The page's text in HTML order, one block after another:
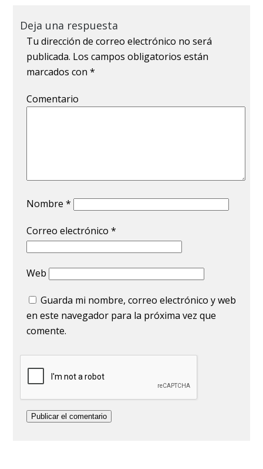
Deja una respuesta
Tu dirección de correo electrónico no será
publicada. Los campos obligatorios están
marcados con*
Comentario
Nombre*
Correo electrónico*
Web
Guarda mi nombre, correo electrónico y web
en este navegador para la próxima vez que
comente.